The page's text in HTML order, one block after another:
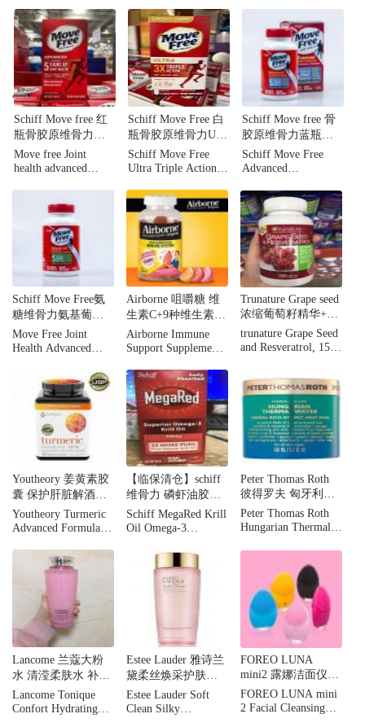
'
Schiff Move free 红
瓶骨胶原维骨力，
加强5种关节健康迹
象，200粒
Move free Joint
health advanced
of joint health 200
Schiff Move Free 白
瓶骨胶原维骨力UC-
Ⅱ浓缩型骨胶原 特惠
装 75粒
Schiff Move Free
Ultra Triple Action
Schiff Move free 骨
胶原维骨力蓝瓶
装，强效止痛 含糖
氨+钙+VD 三重营养
Schiff Move Free
Advanced
Chondroitin MSM &
Vitamin D3 Joint
Dietary Supplement
Tablets - 80ct
Schiff Move Free氨
糖维骨力氨基葡萄
糖MSM 绿盒120粒
Move Free Joint
Health Advanced
Chondroitin Plus
MSM Dietary
Supplement Tablets -
Airborne 咀嚼糖 维
生素C+9种维生素水
果口味 75粒
Airborne Immune
Support Supplement,
Trunature Grape seed
浓缩葡萄籽精华+白
藜芦醇 150粒
trunature Grape Seed
and Resveratrol, 150
Youtheory 姜黄素胶
囊 保护肝脏解酒
180粒
Youtheory Turmeric
Advanced Formula
180 Tablets
【临保清仓】schiff
维骨力 磷虾油胶囊
350mg 60 粒
Schiff MegaRed Krill
Oil Omega-3
Count.
Peter Thomas Roth
彼得罗夫 匈牙利温
泉矿物自发热面膜
150ml清洁保湿抗老
Peter Thomas Roth
Hungarian Thermal
Mask, 5.1 fl oz
Lancome 兰蔻大粉
水 清滢柔肤水 补水
保湿舒缓 400ml
Lancome Tonique
Confort Hydrating
Estee Lauder 雅诗兰
黛柔丝焕采护肤水
爽肤水粉水400ML
Estee Lauder Soft
Clean Silky
FOREO LUNA
mini2 露娜洁面仪迷
你电动充电式毛孔
清洁硅胶洗脸仪
FOREO LUNA mini
2 Facial Cleansing